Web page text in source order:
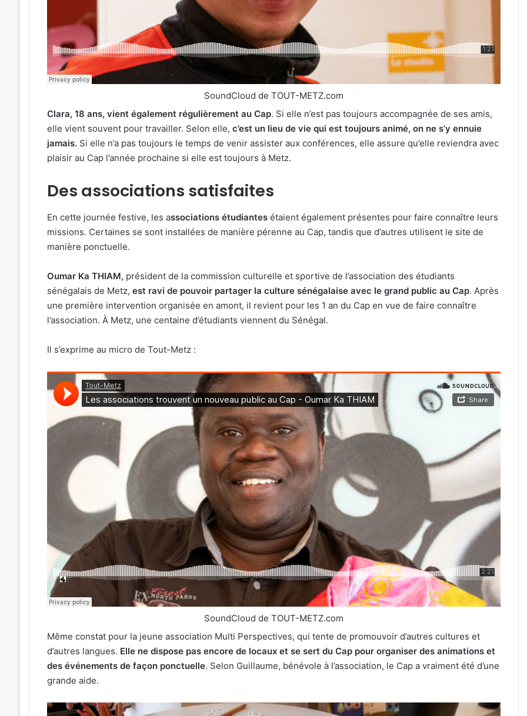
SoundCloud de TOUT-METZ.com
Clara, 18 ans, vient également régulièrement au Cap. Si elle n’est pas toujours accompagnée de ses amis,
elle vient souvent pour travailler. Selon elle, c’est un lieu de vie qui est toujours animé, on ne s’y ennuie
jamais.Si elle n’a pas toujours le temps de venir assister aux conférences, elle assure qu’elle reviendra avec
plaisir au Cap l’année prochaine si elle est toujours à Metz.
Des associations satisfaites
En cette journée festive, les associations étudiantesétaient également présentes pour faire connaître leurs
missions. Certaines se sont installées de manière pérenne au Cap, tandis que d’autres utilisent le site de
manière ponctuelle.
Oumar Ka THIAM, président de la commission culturelle et sportive de l’association des étudiants
sénégalais de Metz, est ravi de pouvoir partager la culture sénégalaise avec le grand public au Cap. Après
une première intervention organisée en amont, il revient pour les 1 an du Cap en vue de faire connaître
l’association. À Metz, une centaine d’étudiants viennent du Sénégal.
Il s’exprime au micro de Tout-Metz :
SoundCloud de TOUT-METZ.com
Même constat pour la jeune association Multi Perspectives, qui tente de promouvoir d’autres cultures et
d’autres langues. Elle ne dispose pas encore de locaux et se sert du Cap pour organiser des animations et
des événements de façon ponctuelle. Selon Guillaume, bénévole à l’association, le Cap a vraiment été d’une
grande aide.